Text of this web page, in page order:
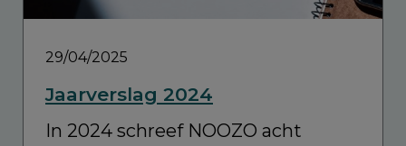
29/04/2025
Jaarverslag 2024
In 2024 schreef NOOZO acht